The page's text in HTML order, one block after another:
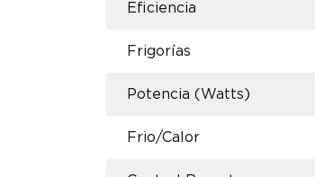
Eficiencia
Frigorías
Potencia (Watts)
Frio/Calor